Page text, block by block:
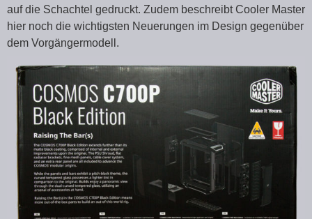
auf die Schachtel gedruckt. Zudem beschreibt Cooler Master
hier noch die wichtigsten Neuerungen im Design gegenüber
dem Vorgängermodell.